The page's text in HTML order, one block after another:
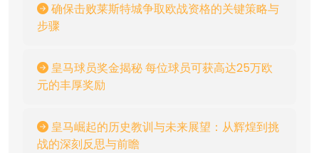
确保击败莱斯特城争取欧战资格的关键策略与
步骤
皇马球员奖金揭秘 每位球员可获高达25万欧
元的丰厚奖励
皇马崛起的历史教训与未来展望：从辉煌到挑
战的深刻反思与前瞻